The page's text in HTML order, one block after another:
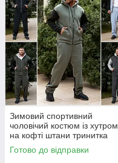
Зимовий спортивний
чоловічий костюм із хутром
на кофті штани тринитка
розміри батал
Готово до відправки